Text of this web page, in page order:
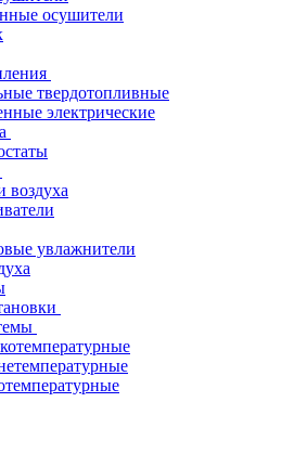
осушители
твердотопливные
электрические
воздуха
увлажнители